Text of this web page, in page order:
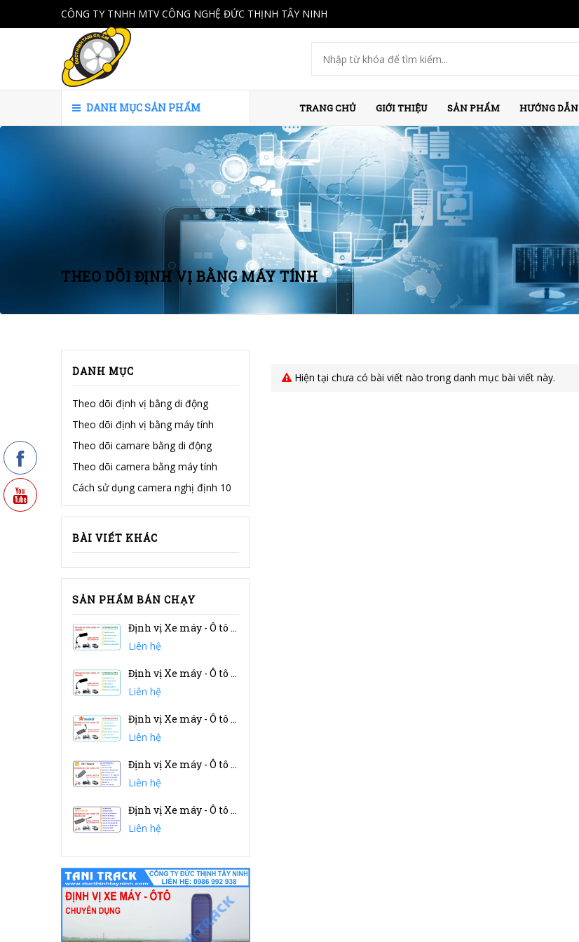
CÔNG TY TNHH MTV CÔNG NGHỆ ĐỨC THỊNH TÂY NINH
DANH MỤC SẢN PHẨM TRANG CHỦ GIỚI THIỆU SẢN PHẨM HƯỚNG DẪN
THEO DÕI ĐỊNH VỊ BẰNG MÁY TÍNH
Hiện tại chưa có bài viết nào trong danh mục bài viết này.
DANH MỤC
Theo dõi định vị bằng di động
Theo dõi định vị bằng máy tính
Theo dõi camare bằng di động
Theo dõi camera bằng máy tính
Cách sử dụng camera nghị định 10
BÀI VIẾT KHÁC
SẢN PHẨM BÁN CHẠY
Định vị Xe máy - Ô tô GT032
Liên hệ
Định vị Xe máy - Ô tô GT032 - (china)
Liên hệ
Định vị Xe máy - Ô tô SAGONSTAR
Liên hệ
Định vị Xe máy - Ô tô PROTRACK
Liên hệ
Định vị Xe máy - Ô tô VIETMAP
Liên hệ